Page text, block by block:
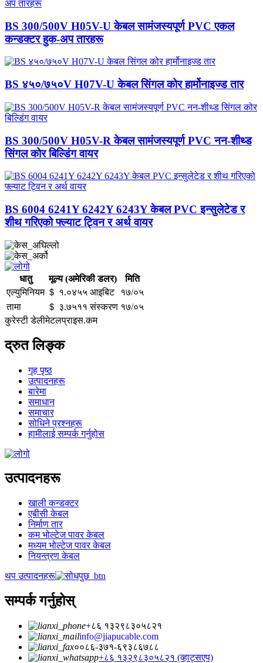
BS 300/500V H05V-U केबल सामंजस्यपूर्ण PVC एकल
कन्डक्टर हुक-अप तारहरू
BS ४५०/७५०V H07V-U केबल सिंगल कोर हार्मोनाइज्ड तार
BS 300/500V H05V-R केबल सामंजस्यपूर्ण PVC नन-शीथ्ड
सिंगल कोर बिल्डिंग वायर
BS 6004 6241Y 6242Y 6243Y केबल PVC इन्सुलेटेड र
शीथ गरिएको फ्ल्याट ट्विन र अर्थ वायर
धातु मूल्य (अमेरिकी डलर)
मिति
एल्युमिनियम ＄ १.०४५५ आइबिट
१७/०५
तामा
＄ ३.७५११ संस्करण १७/०५
कुरेस्टी डेलीमेटलप्राइस.कम
द्रुत लिङ्क
गृह पृष्ठ
उत्पादनहरू
बारेमा
समाधान
समाचार
सोधिने प्रश्नहरू
हामीलाई सम्पर्क गर्नुहोस
उत्पादनहरू
खाली कन्डक्टर
एबीसी केबल
निर्माण तार
कम भोल्टेज पावर केबल
मध्यम भोल्टेज पावर केबल
नियन्त्रण केबल
थप उत्पादनहरू
सम्पर्क गर्नुहोस्
+८६ १३२९८३०५८२१
info@jiapucable.com
००८६-३७१-६९३८६७८८
+८६ १३२९८३०५८२१ (व्हाट्सएप)